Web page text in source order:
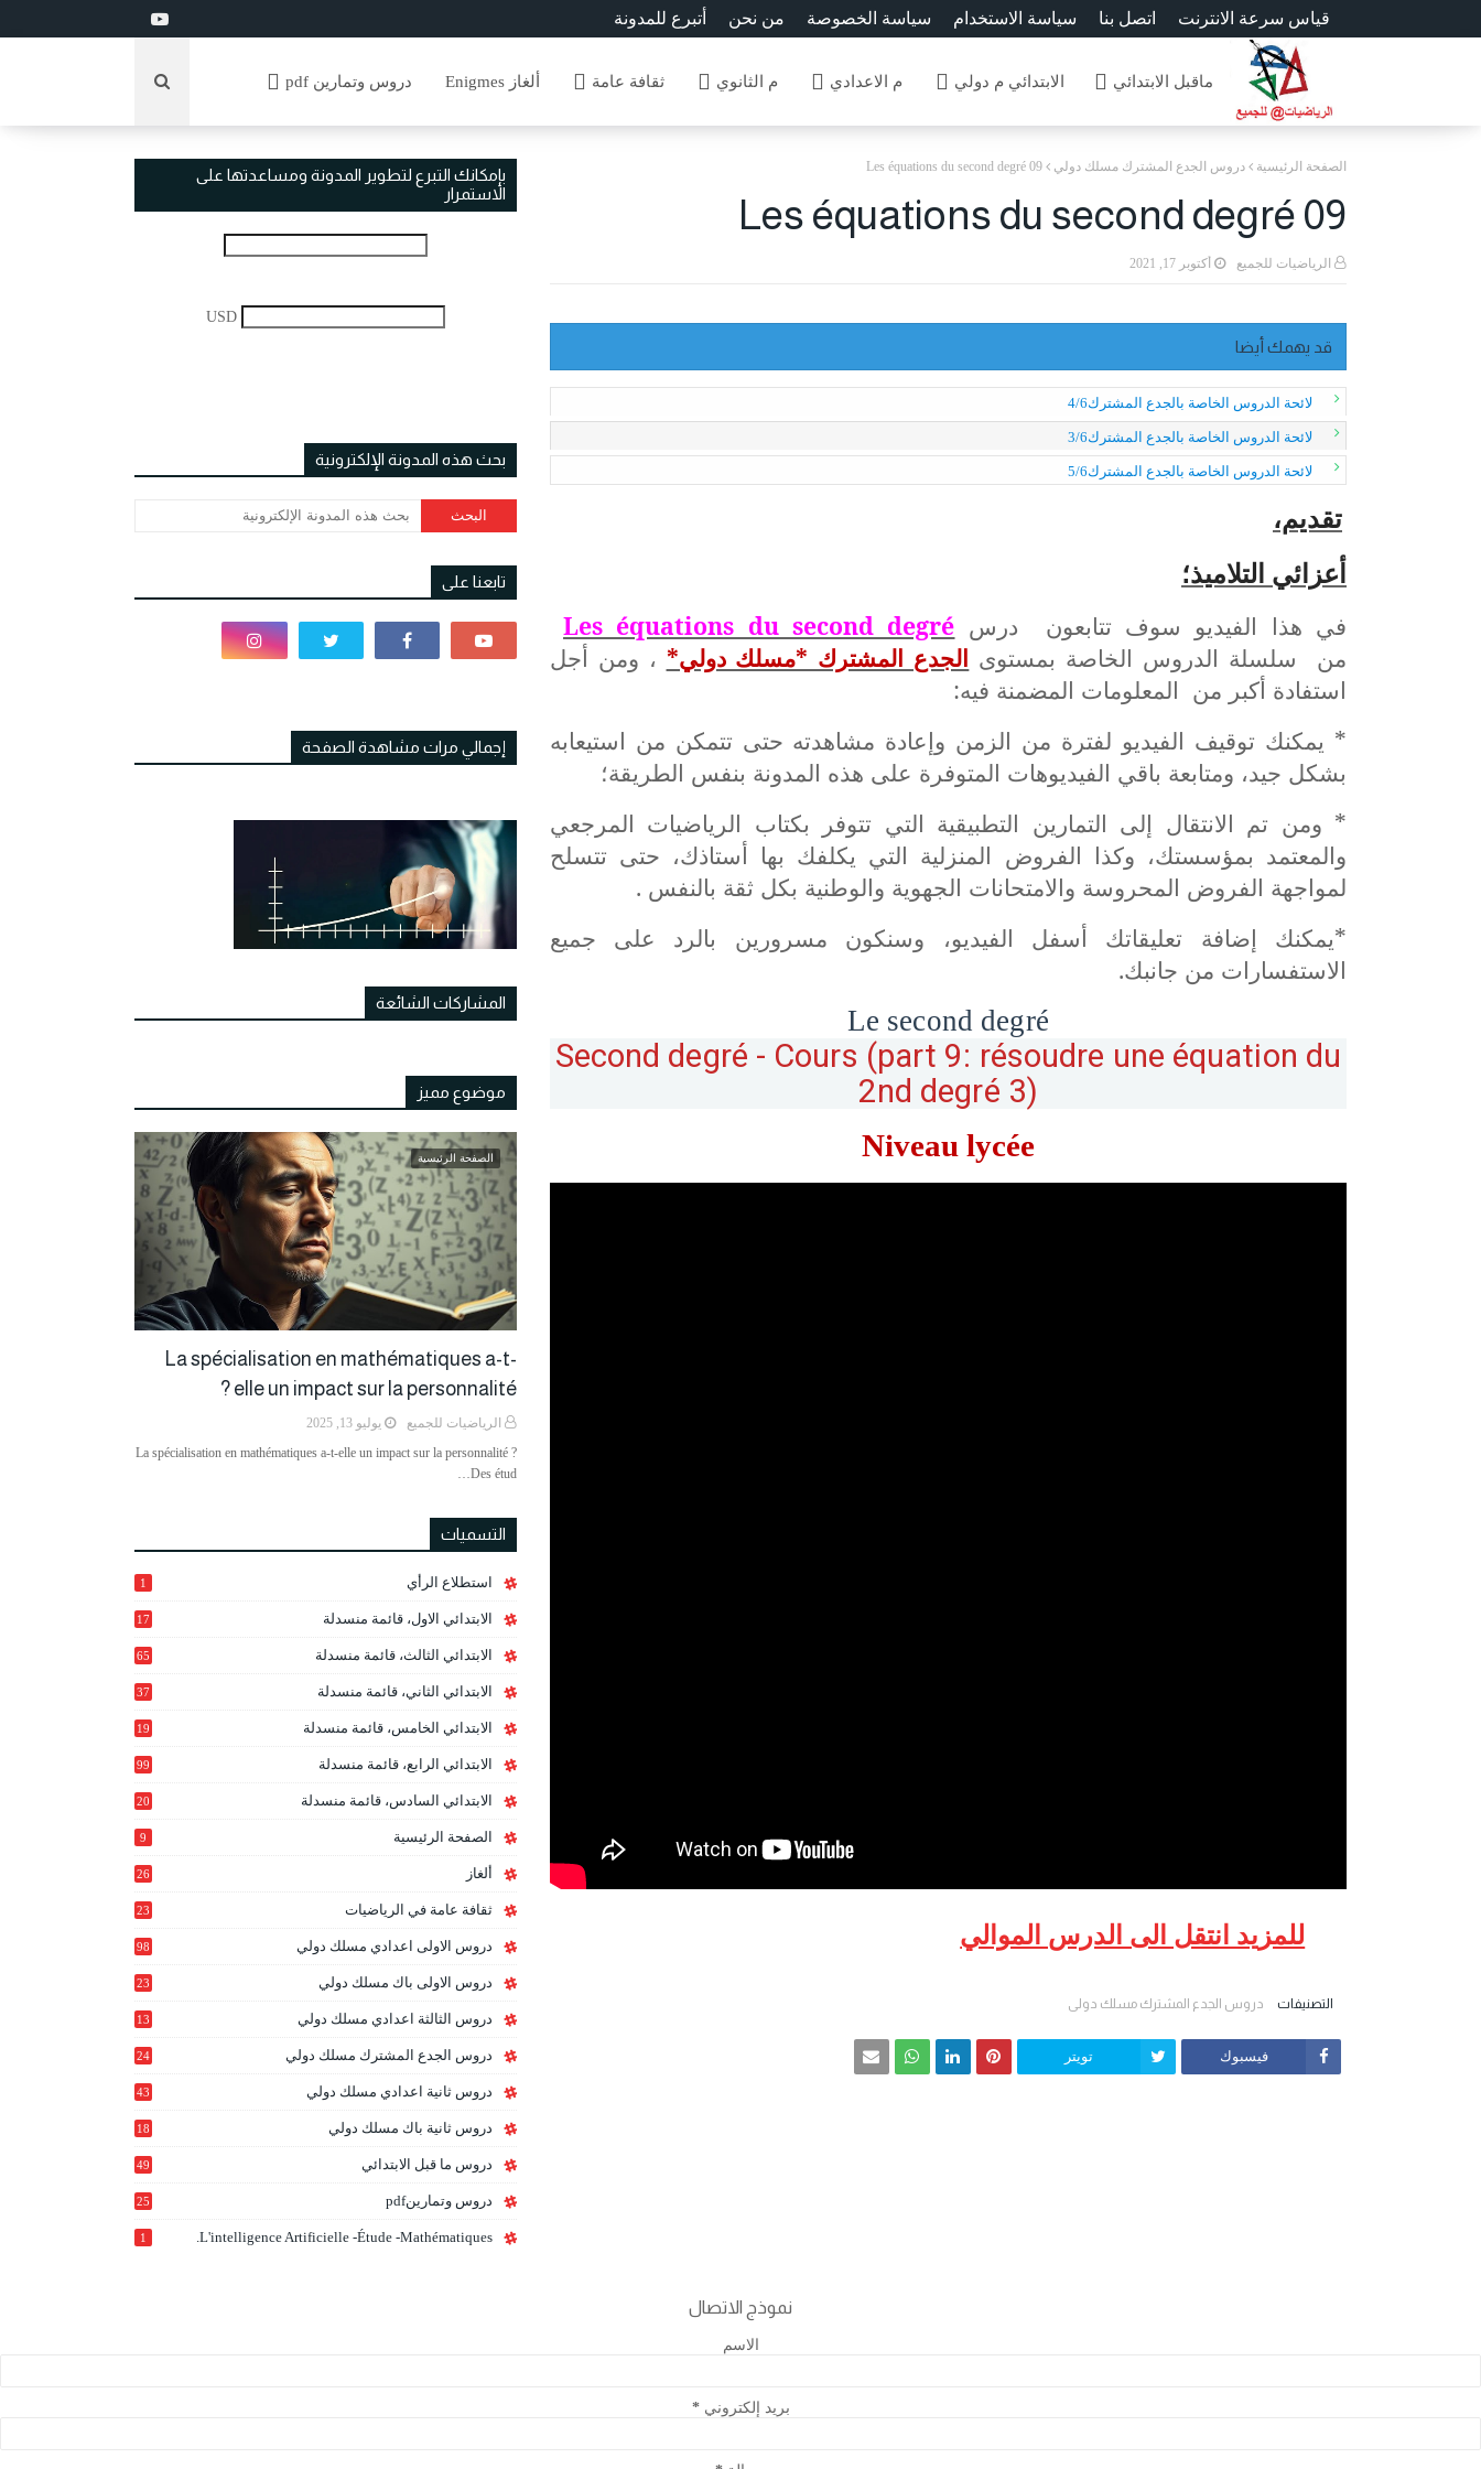
أتبرع للمدونة من نحن سياسة الخصوصة سياسة الاستخدام اتصل بنا قياس سرعة الانترنت
ماقبل الابتدائي الابتدائي م دولي م الاعدادي م الثانوي ثقافة عامة ألغاز Enigmes دروس وتمارين pdf
الصفحة الرئيسية دروس الجدع المشترك مسلك دولي Les équations du second degré 09
Les équations du second degré 09
الرياضيات للجميع أكتوبر 17, 2021
قد يهمك أيضا
لائحة الدروس الخاصة بالجدع المشترك4/6
لائحة الدروس الخاصة بالجدع المشترك3/6
لائحة الدروس الخاصة بالجدع المشترك5/6
تقديم،
أعزائي التلاميذ؛
في هذا الفيديو سوف تتابعون درس Les équations du second degré
من سلسلة الدروس الخاصة بمستوى الجدع المشترك *مسلك دولي* ، ومن أجل
استفادة أكبر من المعلومات المضمنة فيه:
* يمكنك توقيف الفيديو لفترة من الزمن وإعادة مشاهدته حتى تتمكن من استيعابه
بشكل جيد، ومتابعة باقي الفيديوهات المتوفرة على هذه المدونة بنفس الطريقة؛
* ومن تم الانتقال إلى التمارين التطبيقية التي تتوفر بكتاب الرياضيات المرجعي
والمعتمد بمؤسستك، وكذا الفروض المنزلية التي يكلفك بها أستاذك، حتى تتسلح
لمواجهة الفروض المحروسة والامتحانات الجهوية والوطنية بكل ثقة بالنفس .
*يمكنك إضافة تعليقاتك أسفل الفيديو، وسنكون مسرورين بالرد على جميع
الاستفسارات من جانبك.
Le second degré
Second degré - Cours (part 9: résoudre une équation du
2nd degré 3)
Niveau lycée
للمزيد انتقل الى الدرس الموالي
التصنيفات دروس الجدع المشترك مسلك دولي
فيسبوك تويتر
بإمكانك التبرع لتطوير المدونة ومساعدتها على
الاستمرار
USD
بحث هذه المدونة الإلكترونية
تابعنا على
إجمالي مرات مشاهدة الصفحة
المشاركات الشائعة
موضوع مميز
الصفحة الرئيسية
La spécialisation en mathématiques a-t-
elle un impact sur la personnalité ?
الرياضيات للجميع
يوليو 13, 2025
La spécialisation en mathématiques a-t-elle un impact sur la personnalité ?
Des étud…
التسميات
استطلاع الرأي 1
الابتدائي الاول، قائمة منسدلة 17
الابتدائي الثالث، قائمة منسدلة 65
الابتدائي الثاني، قائمة منسدلة 37
الابتدائي الخامس، قائمة منسدلة
19
الابتدائي الرابع، قائمة منسدلة 99
الابتدائي السادس، قائمة منسدلة
20
الصفحة الرئيسية 9
ألغاز 26
ثقافة عامة في الرياضيات 23
دروس الاولى اعدادي مسلك دولي 98
دروس الاولى باك مسلك دولي
23
دروس الثالثة اعدادي مسلك دولي
13
دروس الجدع المشترك مسلك دولي
24
دروس ثانية اعدادي مسلك دولي 43
دروس ثانية باك مسلك دولي
18
دروس ما قبل الابتدائي 49
دروس وتمارينpdf 25
L'intelligence Artificielle -étude -mathématiques.
1
نموذج الاتصال
الاسم
بريد إلكتروني*